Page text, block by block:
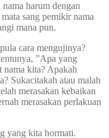
harum dengan
sang pemikir nama
mana pun.
cara mengujinya?
”Apa yang
nama kita? Apakah
Sukacitakah atau malah
merasakan kebaikan
merasakan perlakuan
yang kita hormati.